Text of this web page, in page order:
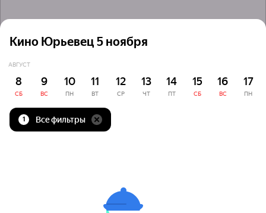
Кино Юрьевец 5 ноября
АВГУСТ
8
СБ
9
ВС
10
ПН
11
ВТ
12
СР
13
ЧТ
14
ПТ
15
СБ
16
ВС
17
ПН
1 Все фильтры